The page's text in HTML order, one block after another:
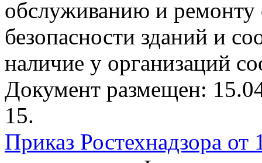
обслуживанию и ремонту
безопасности зданий и
наличие у организаций
Документ размещен:
15.
Приказ Ростехнадзора